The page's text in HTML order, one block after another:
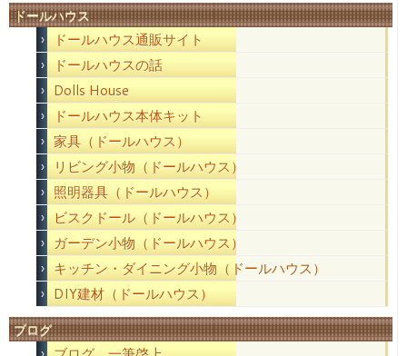
ドールハウス
ドールハウス通販サイト
ドールハウスの話
Dolls House
ドールハウス本体キット
家具（ドールハウス）
リビング小物（ドールハウス）
照明器具（ドールハウス）
ビスクドール（ドールハウス）
ガーデン小物（ドールハウス）
キッチン・ダイニング小物（ドールハウス）
DIY建材（ドールハウス）
ブログ